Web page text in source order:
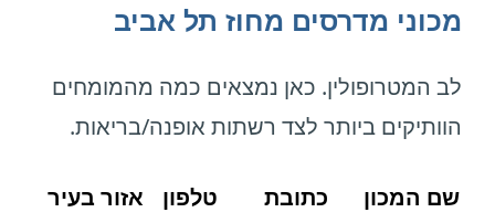
מכוני מדרסים מחוז תל אביב
לב המטרופולין. כאן נמצאים כמה מהמומחים
הוותיקים ביותר לצד רשתות אופנה/בריאות.
שם המכון כתובת טלפון אזור בעיר